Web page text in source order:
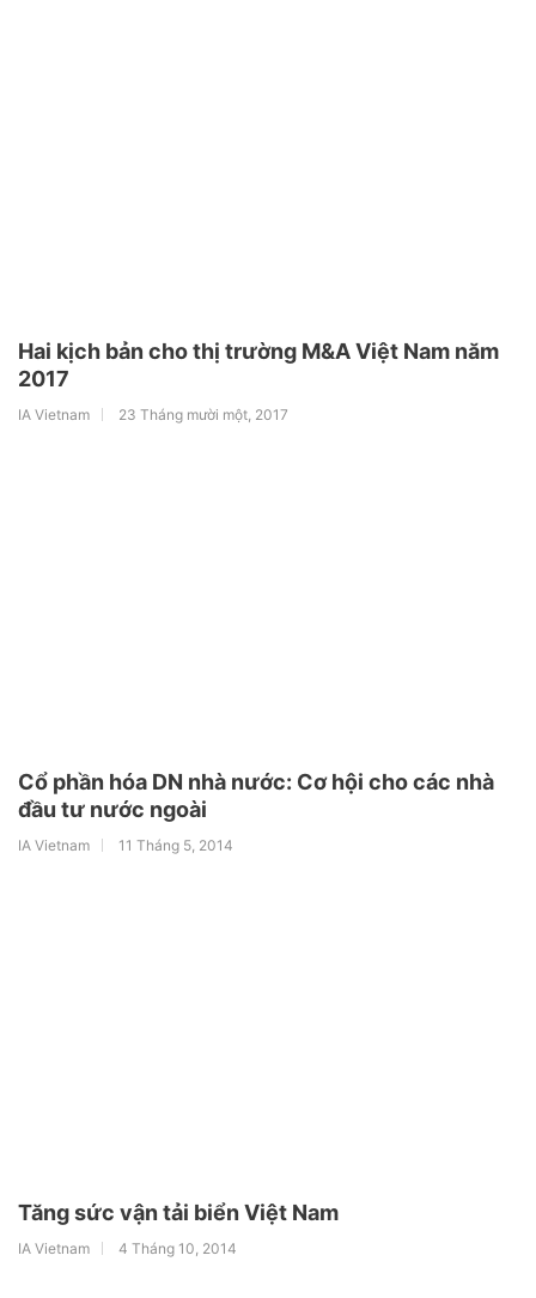
Hai kịch bản cho thị trường M&A Việt Nam năm
2017
IA Vietnam 23 Tháng mười một, 2017
Cổ phần hóa DN nhà nước: Cơ hội cho các nhà
đầu tư nước ngoài
IA Vietnam 11 Tháng 5, 2014
Tăng sức vận tải biển Việt Nam
IA Vietnam 4 Tháng 10, 2014